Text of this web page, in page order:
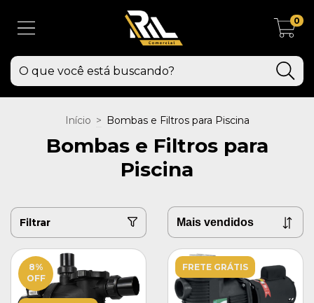
0
Início > Bombas e Filtros para Piscina
Bombas e Filtros para
Piscina
Filtrar
8%
OFF
FRETE GRÁTIS